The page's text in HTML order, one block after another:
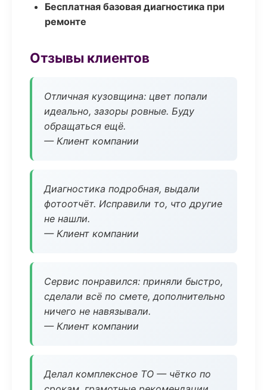
Бесплатная базовая диагностика при
ремонте
Отзывы клиентов
Отличная кузовщина: цвет попали
идеально, зазоры ровные. Буду
обращаться ещё.
— Клиент компании
Диагностика подробная, выдали
фотоотчёт. Исправили то, что другие
не нашли.
— Клиент компании
Сервис понравился: приняли быстро,
сделали всё по смете, дополнительно
ничего не навязывали.
— Клиент компании
Делал комплексное ТО — чётко по